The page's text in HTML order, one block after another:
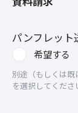
パンフレット
希望する
別途（もしくは既
を選択してくださ